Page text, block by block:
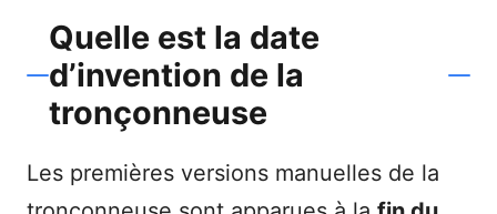
Quelle est la date
d’invention de la
tronçonneuse
Les premières versions manuelles de la